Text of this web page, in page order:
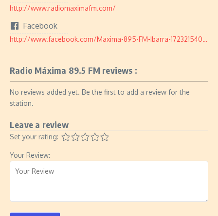
http://www.radiomaximafm.com/
Facebook
http://www.facebook.com/Maxima-895-FM-Ibarra-1723215401301267/
Radio Máxima 89.5 FM reviews :
No reviews added yet. Be the first to add a review for the
station.
Leave a review
Set your rating:
Your Review: